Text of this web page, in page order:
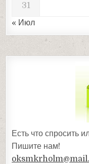
31
« Июл
Есть что спросить
Пишите нам!